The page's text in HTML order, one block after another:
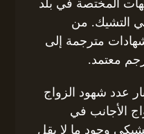
المختصة في بلد
في التشيك. من
مترجمة إلى
معتمد.
عدد شهود الزواج
الأجانب في
وجود ما لا يقل